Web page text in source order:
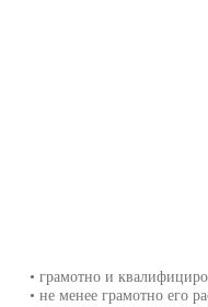
• грамотно и
• не менее грамотно его